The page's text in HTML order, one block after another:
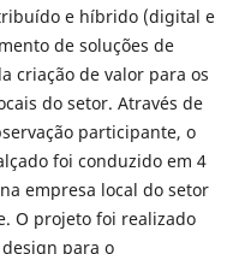
e híbrido (digital e
de soluções de
criação de valor para os
do setor. Através de
participante, o
foi conduzido em 4
empresa local do setor
O projeto foi realizado
para o